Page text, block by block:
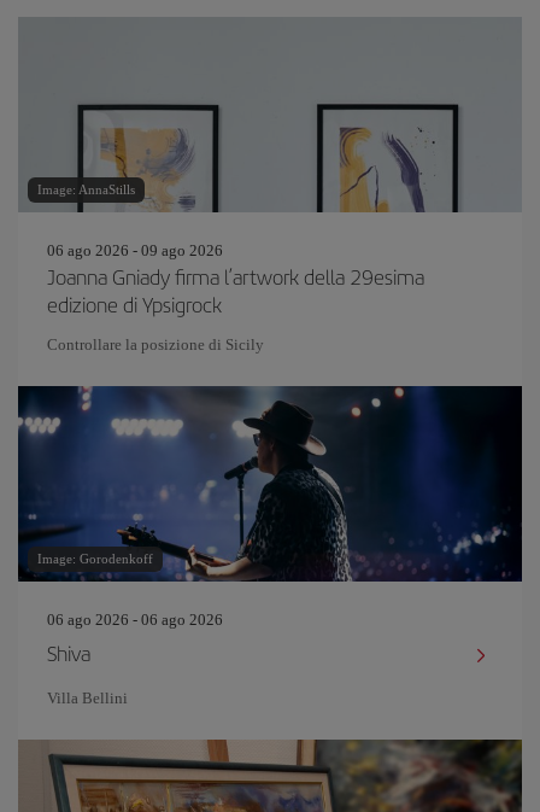
Image: AnnaStills
06 ago 2026 - 09 ago 2026
Joanna Gniady firma l’artwork della 29esima
edizione di Ypsigrock
Controllare la posizione di Sicily
Image: Gorodenkoff
06 ago 2026 - 06 ago 2026
Shiva
Villa Bellini